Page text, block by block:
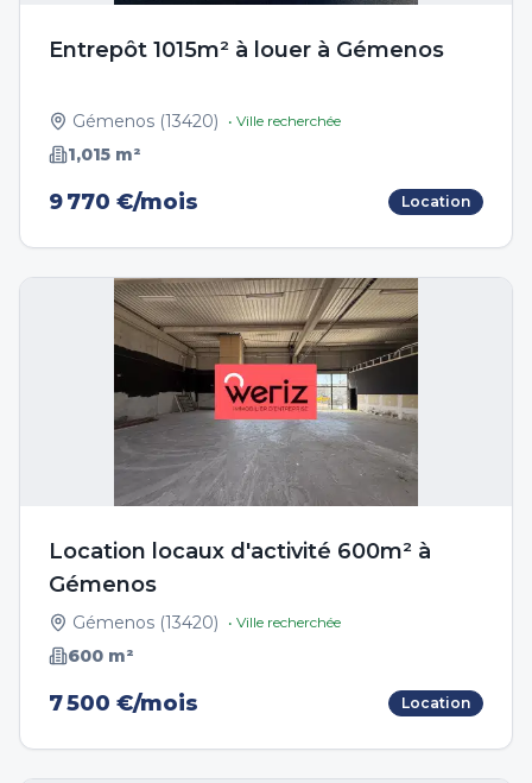
Entrepôt 1015m² à louer à Gémenos
Gémenos (13420) • Ville recherchée
1,015 m²
9 770 €/mois Location
Location locaux d'activité 600m² à
Gémenos
Gémenos (13420) • Ville recherchée
600 m²
7 500 €/mois Location